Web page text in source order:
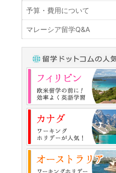
予算・費用について
マレーシア留学Q&A